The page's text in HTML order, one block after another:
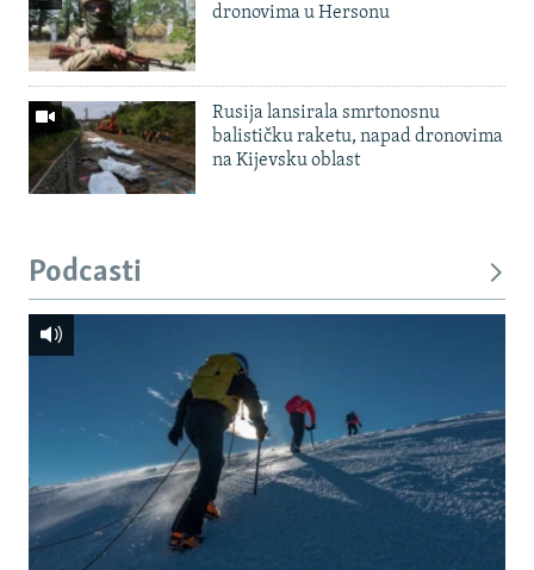
dronovima u Hersonu
Rusija lansirala smrtonosnu
balističku raketu, napad dronovima
na Kijevsku oblast
Podcasti